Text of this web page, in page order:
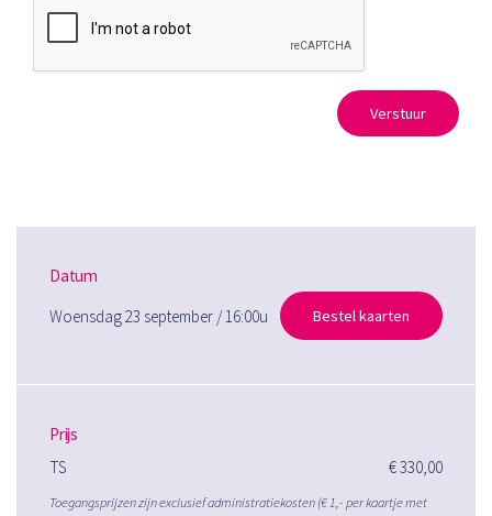
Verstuur
Datum
Woensdag 23 september / 16:00u
Bestel kaarten
Prijs
TS
€ 330,00
Toegangsprijzen zijn exclusief administratiekosten (€ 1,- per kaartje met